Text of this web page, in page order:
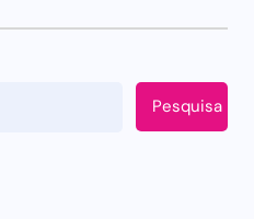
Pesquisa